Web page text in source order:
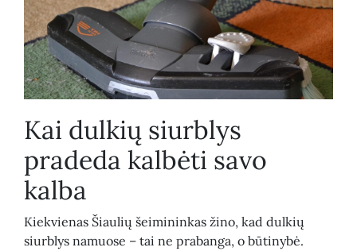
Kai dulkių siurblys
pradeda kalbėti savo
kalba
Kiekvienas Šiaulių šeimininkas žino, kad dulkių
siurblys namuose – tai ne prabanga, o būtinybė.